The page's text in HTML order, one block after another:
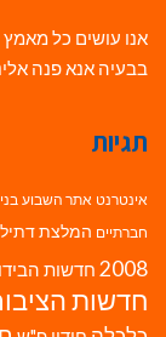
אנו עושים כל
בבעיה אנא פנה
תגיות
אינטרנט אתר השבוע
חברתיים המלצת
2008 חדשות
חדשות